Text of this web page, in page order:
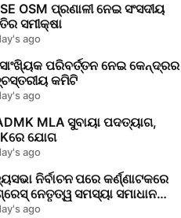
OSM ପ୍ରଣାଳୀ ନେଇ ସଂସଦୀୟ
ସମୀକ୍ଷା
ago
ପରିବର୍ତ୍ତନ ନେଇ କେନ୍ଦ୍ରର
କମିଟି
ago
MLA ସୁବାୟା ପଦତ୍ୟାଗ,
ଯୋଗ
ago
ନିର୍ବାଚନ ପରେ କର୍ଣ୍ଣାଟକରେ
ନେତୃତ୍ୱ ସମସ୍ୟା ସମାଧାନ
ago